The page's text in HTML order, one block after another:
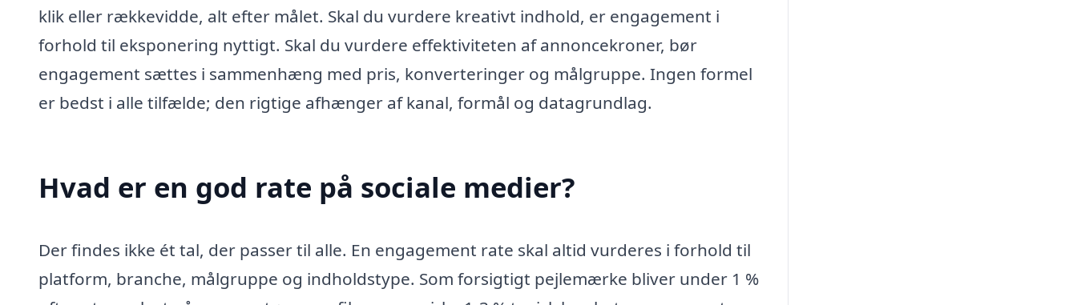
klik eller rækkevidde, alt efter målet. Skal du vurdere kreativt indhold, er engagement i
forhold til eksponering nyttigt. Skal du vurdere effektiviteten af annoncekroner, bør
engagement sættes i sammenhæng med pris, konverteringer og målgruppe. Ingen formel
er bedst i alle tilfælde; den rigtige afhænger af kanal, formål og datagrundlag.
Hvad er en god rate på sociale medier?
Der findes ikke ét tal, der passer til alle. En engagement rate skal altid vurderes i forhold til
platform, branche, målgruppe og indholdstype. Som forsigtigt pejlemærke bliver under 1 %